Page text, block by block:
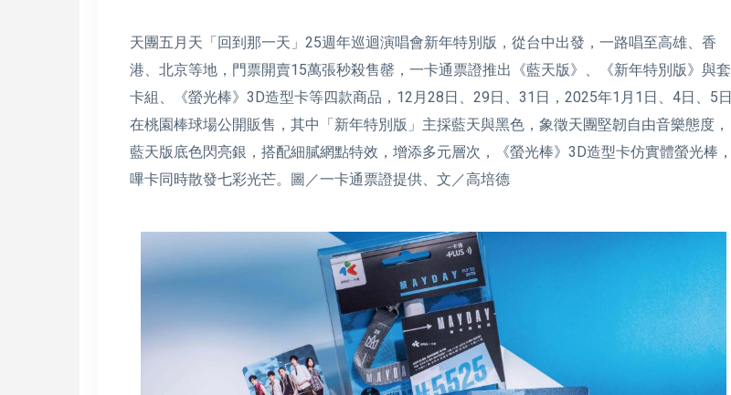
天團五月天「回到那一天」25週年巡迴演唱會新年特別版，從台中出發，一路唱至高雄、香
港、北京等地，門票開賣15萬張秒殺售罄，一卡通票證推出《藍天版》、《新年特別版》與套
卡組、《螢光棒》3D造型卡等四款商品，12月28日、29日、31日，2025年1月1日、4日、5日
在桃園棒球場公開販售，其中「新年特別版」主採藍天與黑色，象徵天團堅韌自由音樂態度，
藍天版底色閃亮銀，搭配細膩網點特效，增添多元層次，《螢光棒》3D造型卡仿實體螢光棒，
嗶卡同時散發七彩光芒。圖／一卡通票證提供、文／高培德